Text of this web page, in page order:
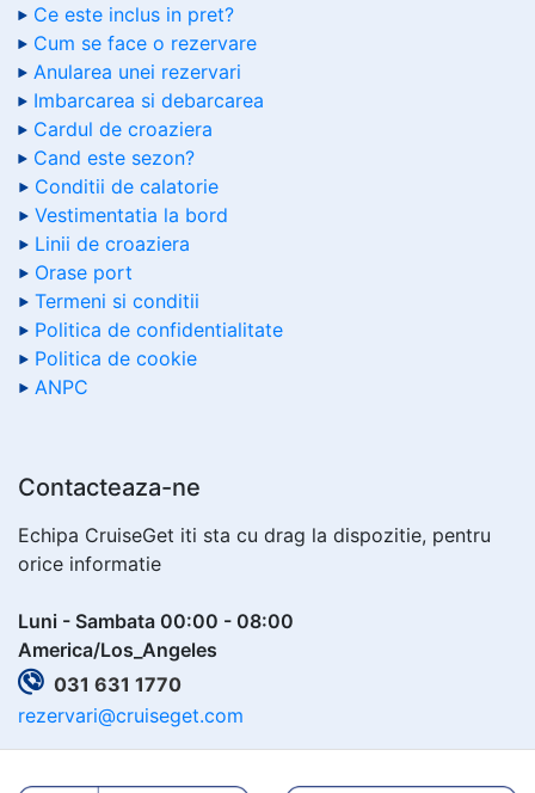
Ce este inclus in pret?
Cum se face o rezervare
Anularea unei rezervari
Imbarcarea si debarcarea
Cardul de croaziera
Cand este sezon?
Conditii de calatorie
Vestimentatia la bord
Linii de croaziera
Orase port
Termeni si conditii
Politica de confidentialitate
Politica de cookie
ANPC
Contacteaza-ne
Echipa CruiseGet iti sta cu drag la dispozitie, pentru
orice informatie
Luni - Sambata 00:00 - 08:00
America/Los_Angeles
031 631 1770
rezervari@cruiseget.com